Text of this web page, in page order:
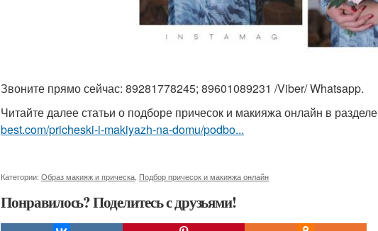
Звоните прямо сейчас: 89281778245; 89601089231 /Viber/ Whatsapp.
Читайте далее статьи о подборе причесок и макияжа онлайн в разделе
best.com/pricheski-i-makiyazh-na-domu/podbo...
Категории: Образ макияж и прическа Подбор причесок и макияжа онлайн
Понравилось? Поделитесь с друзьями!